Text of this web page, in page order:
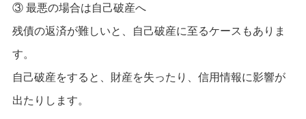
③ 最悪の場合は自己破産へ
残債の返済が難しいと、自己破産に至るケースもありま
す。
自己破産をすると、財産を失ったり、信用情報に影響が
出たりします。